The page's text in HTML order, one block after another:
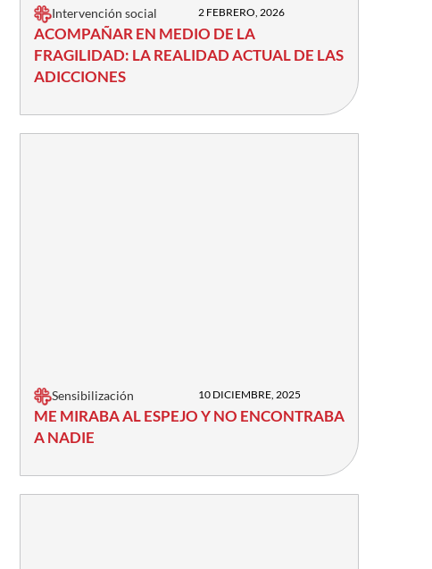
Intervención social 2 FEBRERO, 2026
ACOMPAÑAR EN MEDIO DE LA
FRAGILIDAD: LA REALIDAD ACTUAL DE LAS
ADICCIONES
Sensibilización 10 DICIEMBRE, 2025
ME MIRABA AL ESPEJO Y NO ENCONTRABA
A NADIE